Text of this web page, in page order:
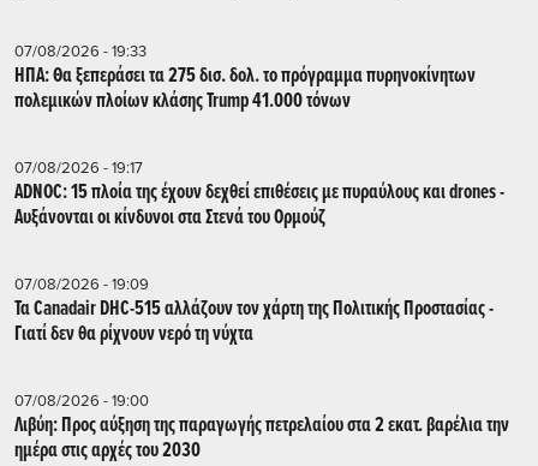
07/08/2026 - 19:33
ΗΠΑ: Θα ξεπεράσει τα 275 δισ. δολ. το πρόγραμμα πυρηνοκίνητων
πολεμικών πλοίων κλάσης Trump 41.000 τόνων
07/08/2026 - 19:17
ADNOC: 15 πλοία της έχουν δεχθεί επιθέσεις με πυραύλους και drones -
Aυξάνονται οι κίνδυνοι στα Στενά του Ορμούζ
07/08/2026 - 19:09
Τα Canadair DHC-515 αλλάζουν τον χάρτη της Πολιτικής Προστασίας -
Γιατί δεν θα ρίχνουν νερό τη νύχτα
07/08/2026 - 19:00
Λιβύη: Προς αύξηση της παραγωγής πετρελαίου στα 2 εκατ. βαρέλια την
ημέρα στις αρχές του 2030